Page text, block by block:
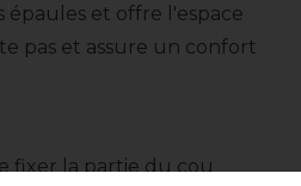
et offre l'espace
pas et assure un confort
fixer la partie du cou